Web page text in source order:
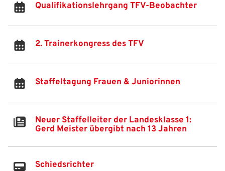
Qualifikationslehrgang TFV-Beobachter
2. Trainerkongress des TFV
Staffeltagung Frauen & Juniorinnen
Neuer Staffelleiter der Landesklasse 1:
Gerd Meister übergibt nach 13 Jahren
Schiedsrichter
Anmelden
Benutzername:
Passwort: